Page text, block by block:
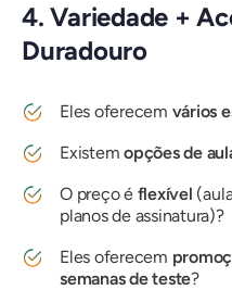
4. Variedade +
Duradouro
Eles oferecem vários
Existemopções de
O preço é flexível
planos de assinatura)?
Eles oferecem
semanas de teste?